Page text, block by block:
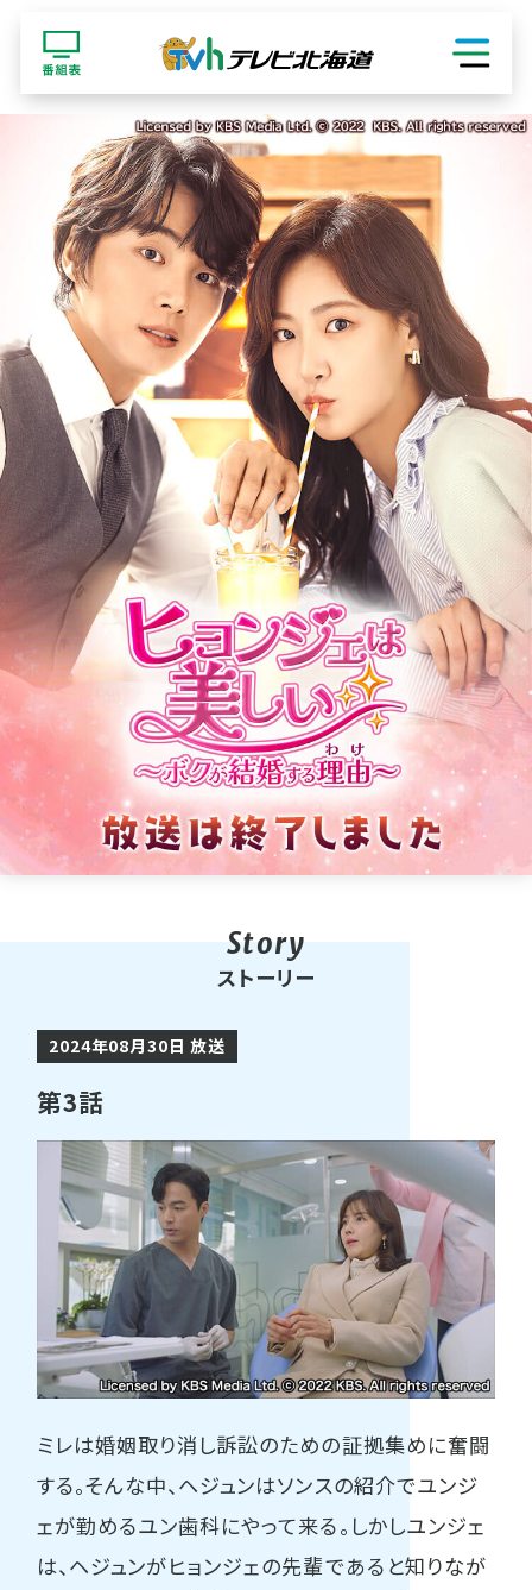
ストーリー
2024年08月30日 放送
第3話
ミレは婚姻取り消し訴訟のための証拠集めに奮闘
する。そんな中、ヘジュンはソンスの紹介でユンジ
ェが勤めるユン歯科にやって来る。しかしユンジェ
は、ヘジュンがヒョンジェの先輩であると知りなが